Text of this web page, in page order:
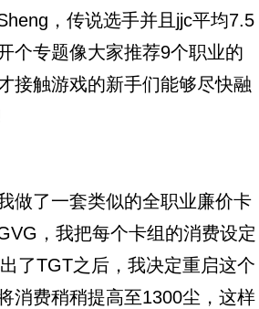
，传说选手并且jjc平均7.5
个专题像大家推荐9个职业的
接触游戏的新手们能够尽快融
做了一套类似的全职业廉价卡
，我把每个卡组的消费设定
了TGT之后，我决定重启这个
消费稍稍提高至1300尘，这样